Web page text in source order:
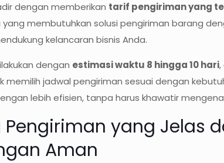
dengan memberikan tarif pengiriman yang
membutuhkan solusi pengiriman barang
kelancaran bisnis Anda.
dengan estimasi waktu 8 hingga 10 hari
memilih jadwal pengiriman sesuai dengan
lebih efisien, tanpa harus khawatir
Pengiriman yang Jelas
Aman